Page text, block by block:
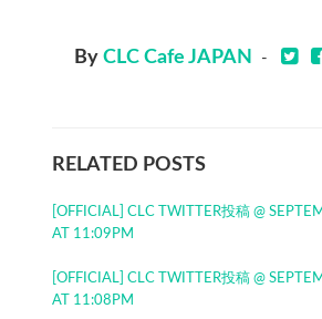
By CLC Cafe JAPAN -
RELATED POSTS
[OFFICIAL] CLC TWITTER投稿 @
AT 11:09PM
[OFFICIAL] CLC TWITTER投稿 @
AT 11:08PM